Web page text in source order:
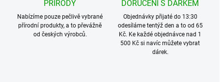
PŘÍRODY
Nabízíme pouze pečlivě vybrané
přírodní produkty, a to převážně
od českých výrobců.
DORUČENÍ S DÁRKEM
Objednávky přijaté do 13:30
odesíláme tentýž den a to od 65
Kč. Ke každé objednávce nad 1
500 Kč si navíc můžete vybrat
dárek.